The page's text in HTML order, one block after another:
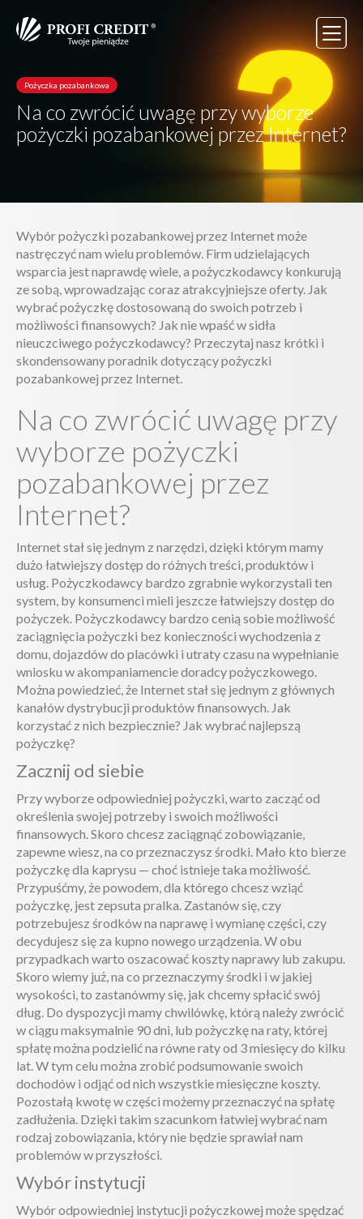
Pożyczka pozabankowa
Na co zwrócić uwagę przy wyborze
pożyczki pozabankowej przez Internet?
Wybór pożyczki pozabankowej przez Internet może
nastręczyć nam wielu problemów. Firm udzielających
wsparcia jest naprawdę wiele, a pożyczkodawcy konkurują
ze sobą, wprowadzając coraz atrakcyjniejsze oferty. Jak
wybrać pożyczkę dostosowaną do swoich potrzeb i
możliwości finansowych? Jak nie wpaść w sidła
nieuczciwego pożyczkodawcy? Przeczytaj nasz krótki i
skondensowany poradnik dotyczący pożyczki
pozabankowej przez Internet.
Na co zwrócić uwagę przy
wyborze pożyczki
pozabankowej przez
Internet?
Internet stał się jednym z narzędzi, dzięki którym mamy
dużo łatwiejszy dostęp do różnych treści, produktów i
usług. Pożyczkodawcy bardzo zgrabnie wykorzystali ten
system, by konsumenci mieli jeszcze łatwiejszy dostęp do
pożyczek. Pożyczkodawcy bardzo cenią sobie możliwość
zaciągnięcia pożyczki bez konieczności wychodzenia z
domu, dojazdów do placówki i utraty czasu na wypełnianie
wniosku w akompaniamencie doradcy pożyczkowego.
Można powiedzieć, że Internet stał się jednym z głównych
kanałów dystrybucji produktów finansowych. Jak
korzystać z nich bezpiecznie? Jak wybrać najlepszą
pożyczkę?
Zacznij od siebie
Przy wyborze odpowiedniej pożyczki, warto zacząć od
określenia swojej potrzeby i swoich możliwości
finansowych. Skoro chcesz zaciągnąć zobowiązanie,
zapewne wiesz, na co przeznaczysz środki. Mało kto bierze
pożyczkę dla kaprysu — choć istnieje taka możliwość.
Przypuśćmy, że powodem, dla którego chcesz wziąć
pożyczkę, jest zepsuta pralka. Zastanów się, czy
potrzebujesz środków na naprawę i wymianę części, czy
decydujesz się za kupno nowego urządzenia. W obu
przypadkach warto oszacować koszty naprawy lub zakupu.
Skoro wiemy już, na co przeznaczymy środki i w jakiej
wysokości, to zastanówmy się, jak chcemy spłacić swój
dług. Do dyspozycji mamy chwilówkę, którą należy zwrócić
w ciągu maksymalnie 90 dni, lub pożyczkę na raty, której
spłatę można podzielić na równe raty od 3 miesięcy do kilku
lat. W tym celu można zrobić podsumowanie swoich
dochodów i odjąć od nich wszystkie miesięczne koszty.
Pozostałą kwotę w części możemy przeznaczyć na spłatę
zadłużenia. Dzięki takim szacunkom łatwiej wybrać nam
rodzaj zobowiązania, który nie będzie sprawiał nam
problemów w przyszłości.
Wybór instytucji
Wybór odpowiedniej instytucji pożyczkowej może spędzać